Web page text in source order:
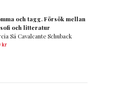
och tagg. Försök mellan
och litteratur
Sá Cavalcante Schuback
kr